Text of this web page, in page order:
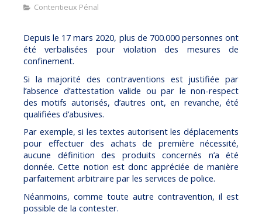
Contentieux Pénal
Depuis le 17 mars 2020, plus de 700.000 personnes ont
été verbalisées pour violation des mesures de
confinement.
Si la majorité des contraventions est justifiée par
l’absence d’attestation valide ou par le non-respect
des motifs autorisés, d’autres ont, en revanche, été
qualifiées d’abusives.
Par exemple, si les textes autorisent les déplacements
pour effectuer des achats de première nécessité,
aucune définition des produits concernés n’a été
donnée. Cette notion est donc appréciée de manière
parfaitement arbitraire par les services de police.
Néanmoins, comme toute autre contravention, il est
possible de la contester.